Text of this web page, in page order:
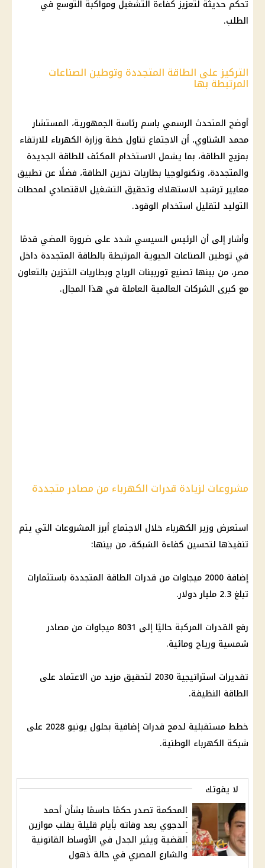
تحكم حديثة لتعزيز كفاءة التشغيل ومواكبة التوسع في
الطلب.
التركيز على الطاقة المتجددة وتوطين الصناعات
المرتبطة بها
أوضح المتحدث الرسمي باسم رئاسة الجمهورية، المستشار
محمد الشناوي، أن الاجتماع تناول خطة وزارة الكهرباء للارتقاء
بمزيج الطاقة، بما يشمل الاستخدام المكثف للطاقة الجديدة
والمتجددة، وتكنولوجيا بطاريات تخزين الطاقة، فضلًا عن تطبيق
معايير ترشيد الاستهلاك وتحقيق التشغيل الاقتصادي لمحطات
التوليد لتقليل استخدام الوقود.
وأشار إلى أن الرئيس السيسي شدد على ضرورة المضي قدمًا
في توطين الصناعات الحيوية المرتبطة بالطاقة المتجددة داخل
مصر، من بينها تصنيع توربينات الرياح وبطاريات التخزين بالتعاون
مع كبرى الشركات العالمية العاملة في هذا المجال.
مشروعات لزيادة قدرات الكهرباء من مصادر متجددة
استعرض وزير الكهرباء خلال الاجتماع أبرز المشروعات التي يتم
تنفيذها لتحسين كفاءة الشبكة، من بينها:
إضافة 2000 ميجاوات من قدرات الطاقة المتجددة باستثمارات
تبلغ 2.3 مليار دولار.
رفع القدرات المركبة حاليًا إلى 8031 ميجاوات من مصادر
شمسية ورياح ومائية.
تقديرات استراتيجية 2030 لتحقيق مزيد من الاعتماد على
الطاقة النظيفة.
خطط مستقبلية لدمج قدرات إضافية بحلول يونيو 2028 على
شبكة الكهرباء الوطنية.
لا يفوتك
المحكمة تصدر حكمًا حاسمًا بشأن أحمد
الدجوي بعد وفاته بأيام قليلة يقلب موازين
القضية ويثير الجدل في الأوساط القانونية
والشارع المصري في حالة ذهول